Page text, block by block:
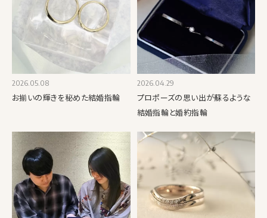
2026.05.08
お揃いの輝きを秘めた結婚指輪
2026.04.29
プロポーズの思い出が蘇るような
結婚指輪と婚約指輪